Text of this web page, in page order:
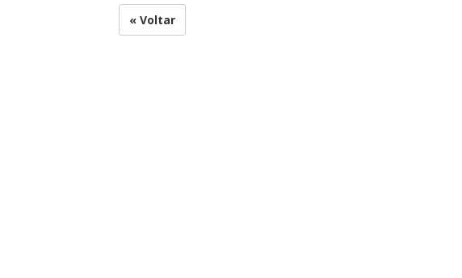
« Voltar